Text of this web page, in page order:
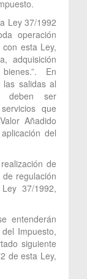
Ley 37/1992
operación
esta Ley,
adquisición
En
salidas al
deben ser
que
Añadido
del
de
regulación
37/1992,
entenderán
Impuesto,
siguiente
de esta Ley,